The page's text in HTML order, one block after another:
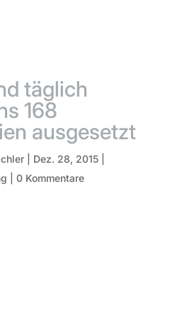
täglich
168
ausgesetzt
| Dez. 28, 2015|
0 Kommentare